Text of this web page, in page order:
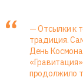
— Отсылки к
традиция.
День
продолжило